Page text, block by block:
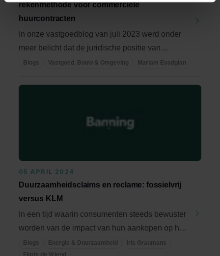
rekenmethode voor commerciële
huurcontracten
In onze vastgoedblog van juli 2023 werd onder
meer belicht dat de juridische positie van
huurders ...
Blogs Vastgoed, Bouw & Omgeving Mariam Evadgian
05 APRIL 2024
Duurzaamheidsclaims en reclame: fossielvrij
versus KLM
In een tijd waarin consumenten steeds bewuster
worden van de impact van hun aankopen op het
milieu, ...
Blogs Energie & Duurzaamheid
Iris Graumans
Floris de Vriend